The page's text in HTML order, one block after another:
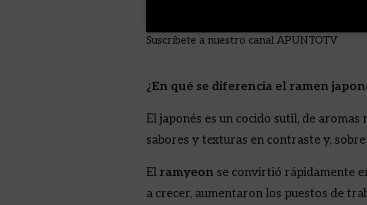
Suscríbete a nuestro canal APUNTOTV
¿En qué se diferencia el ramen
El japonés es un cocido sutil, de
sabores y texturas en contraste y,
El ramyeon se convirtió rápidamente
a crecer, aumentaron los puestos de